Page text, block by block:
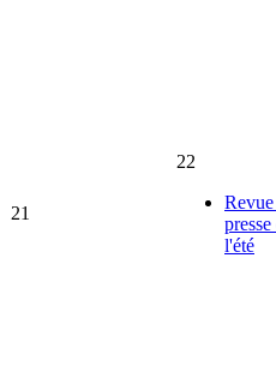
21
22
presse
l'été